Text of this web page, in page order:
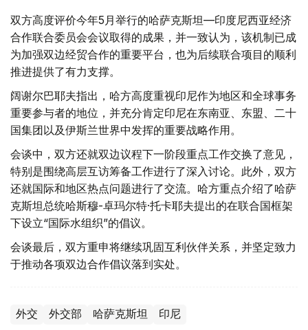
双方高度评价今年5月举行的哈萨克斯坦—印度尼西亚经济
合作联合委员会会议取得的成果，并一致认为，该机制已成
为加强双边经贸合作的重要平台，也为后续联合项目的顺利
推进提供了有力支撑。
阔谢尔巴耶夫指出，哈方高度重视印尼作为地区和全球事务
重要参与者的地位，并充分肯定印尼在东南亚、东盟、二十
国集团以及伊斯兰世界中发挥的重要战略作用。
会谈中，双方还就双边议程下一阶段重点工作交换了意见，
特别是围绕高层互访筹备工作进行了深入讨论。此外，双方
还就国际和地区热点问题进行了交流。哈方重点介绍了哈萨
克斯坦总统哈斯穆-卓玛尔特·托卡耶夫提出的在联合国框架
下设立“国际水组织”的倡议。
会谈最后，双方重申将继续巩固互利伙伴关系，并坚定致力
于推动各项双边合作倡议落到实处。
外交 外交部 哈萨克斯坦 印尼